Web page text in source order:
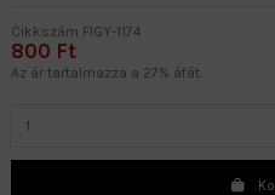
Cikkszám FIGY-1174
800 Ft
Az ár tartalmazza a 27% áfát.